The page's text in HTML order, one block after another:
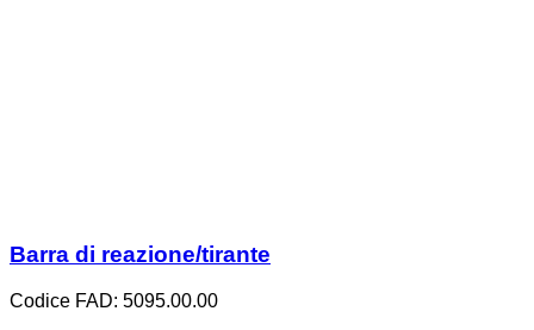
Barra di reazione/tirante
Codice FAD: 5095.00.00